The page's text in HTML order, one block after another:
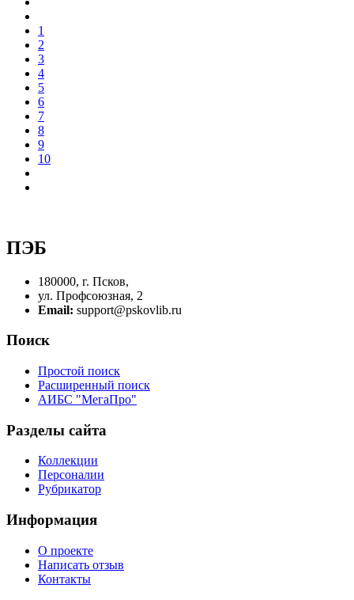
1
2
3
4
5
6
7
8
9
10
ПЭБ
180000, г. Псков,
ул. Профсоюзная, 2
Email: support@pskovlib.ru
Поиск
Простой поиск
Расширенный поиск
АИБС "МегаПро"
Разделы сайта
Коллекции
Персоналии
Рубрикатор
Информация
О проекте
Написать отзыв
Контакты